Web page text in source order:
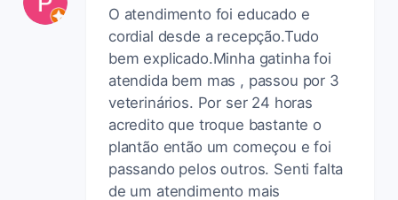
O atendimento foi educado e
cordial desde a recepção.Tudo
bem explicado.Minha gatinha foi
atendida bem mas , passou por 3
veterinários. Por ser 24 horas
acredito que troque bastante o
plantão então um começou e foi
passando pelos outros. Senti falta
de um atendimento mais